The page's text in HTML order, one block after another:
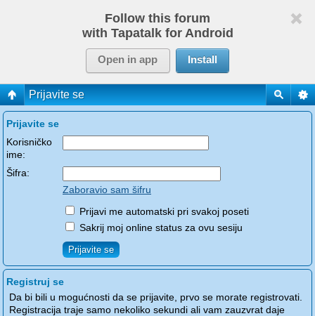
Follow this forum
with Tapatalk for Android
Open in app Install
Prijavite se
Prijavite se
Korisničko
ime:
Šifra:
Zaboravio sam šifru
Prijavi me automatski pri svakoj poseti
Sakrij moj online status za ovu sesiju
Registruj se
Da bi bili u mogućnosti da se prijavite, prvo se morate registrovati.
Registracija traje samo nekoliko sekundi ali vam zauzvrat daje